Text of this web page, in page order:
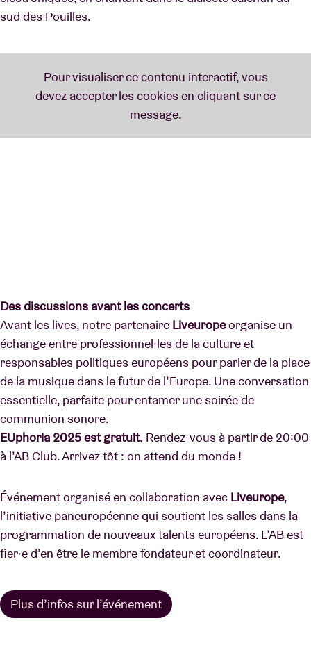
sud des Pouilles.
Des discussions avant les concerts
Avant les lives, notre partenaire Liveuropeorganise un
échange entre professionnel·les de la culture et
responsables politiques européens pour parler de la place
de la musique dans le futur de l’Europe. Une conversation
essentielle, parfaite pour entamer une soirée de
communion sonore.
EUphoria 2025 est gratuit. Rendez-vous à partir de 20:00
à l’AB Club. Arrivez tôt : on attend du monde !
Événement organisé en collaboration avec Liveurope,
l’initiative paneuropéenne qui soutient les salles dans la
programmation de nouveaux talents européens. L’AB est
fier·e d’en être le membre fondateur et coordinateur.
Plus d’infos sur l’événement